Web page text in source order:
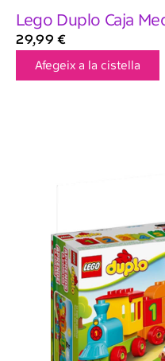
Lego Duplo Caja
29,99 €
Afegeix a la cistella